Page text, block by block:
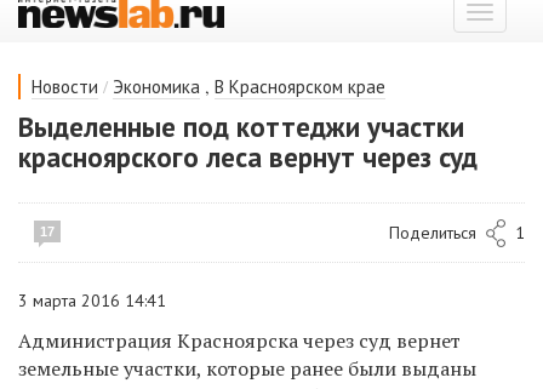
Показать
меню
Новости / Экономика , В Красноярском крае
Выделенные под коттеджи участки
красноярского леса вернут через суд
17 Поделиться 1
3 марта 2016 14:41
Администрация Красноярска через суд вернет
земельные участки, которые ранее были выданы